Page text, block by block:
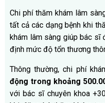
Chi phí thăm khám lâm
tất cả các dạng bệnh khi
khám lâm sàng giúp bác sĩ
định mức độ tổn thương
Thông thường, chi phí
động trong khoảng
với bác sĩ chuyên khoa